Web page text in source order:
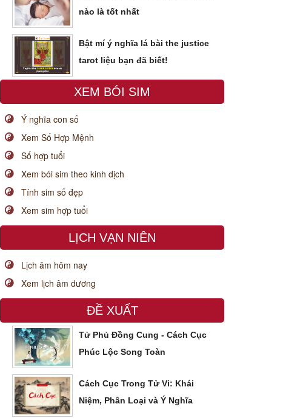
nào là tốt nhất
Bật mí ý nghĩa lá bài the justice
tarot liệu bạn đã biết!
XEM BÓI SIM
Ý nghĩa con số
Xem Số Hợp Mệnh
Số hợp tuổi
Xem bói sim theo kinh dịch
Tính sim số đẹp
Xem sim hợp tuổi
LỊCH VẠN NIÊN
Lịch âm hôm nay
Xem lịch âm dương
ĐỀ XUẤT
Tử Phủ Đồng Cung - Cách Cục
Phúc Lộc Song Toàn
Cách Cục Trong Tử Vi: Khái
Niệm, Phân Loại và Ý Nghĩa